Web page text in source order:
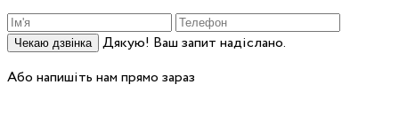
Чекаю дзвінка
Дякую! Ваш запит надіслано.
Або напишіть нам прямо зараз